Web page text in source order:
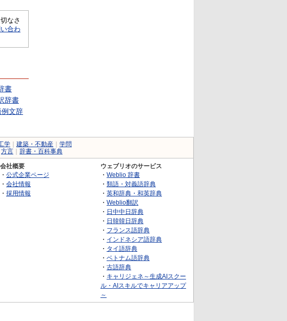
なさ
合わ
書
辞書
文辞
学 建築・不動産
学問
方言 辞書・百科事典
会社概要
・ 公式企業ページ
・ 会社情報
・ 採用情報
ウェブリオのサービス
・ Weblio 辞書
・ 類語・対義語辞典
・ 英和辞典・和英辞典
・ Weblio翻訳
・ 日中中日辞典
・ 日韓韓日辞典
・ フランス語辞典
・ インドネシア語辞典
・ タイ語辞典
・ ベトナム語辞典
・ 古語辞典
・ キャリジェネ～生成AIスクー
ル・AIスキルでキャリアアップ
～